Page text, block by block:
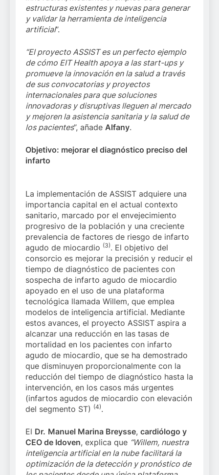
estructuras existentes y nuevas para generar
y validar la herramienta de inteligencia
artificial”.
“El proyecto ASSIST es un perfecto ejemplo
de cómo EIT Health apoya a las start-ups y
promueve la innovación en la salud a través
de sus convocatorias y proyectos
internacionales para que soluciones
innovadoras y disruptivas lleguen al mercado
y mejoren la asistencia sanitaria y la salud de
los pacientes”, añade Alfany.
Objetivo: mejorar el diagnóstico preciso del
infarto
La implementación de ASSIST adquiere una
importancia capital en el actual contexto
sanitario, marcado por el envejecimiento
progresivo de la población y una creciente
prevalencia de factores de riesgo de infarto
agudo de miocardio (3). El objetivo del
consorcio es mejorar la precisión y reducir el
tiempo de diagnóstico de pacientes con
sospecha de infarto agudo de miocardio
apoyado en el uso de una plataforma
tecnológica llamada Willem, que emplea
modelos de inteligencia artificial. Mediante
estos avances, el proyecto ASSIST aspira a
alcanzar una reducción en las tasas de
mortalidad en los pacientes con infarto
agudo de miocardio, que se ha demostrado
que disminuyen proporcionalmente con la
reducción del tiempo de diagnóstico hasta la
intervención, en los casos más urgentes
(infartos agudos de miocardio con elevación
del segmento ST) (4).
El Dr. Manuel Marina Breysse, cardiólogo y
CEO de Idoven, explica que “Willem, nuestra
inteligencia artificial en la nube facilitará la
optimización de la detección y pronóstico de